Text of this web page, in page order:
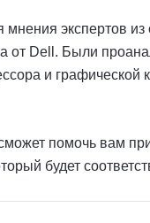
мнения экспертов
от Dell. Были
и графической
помочь вам
будет